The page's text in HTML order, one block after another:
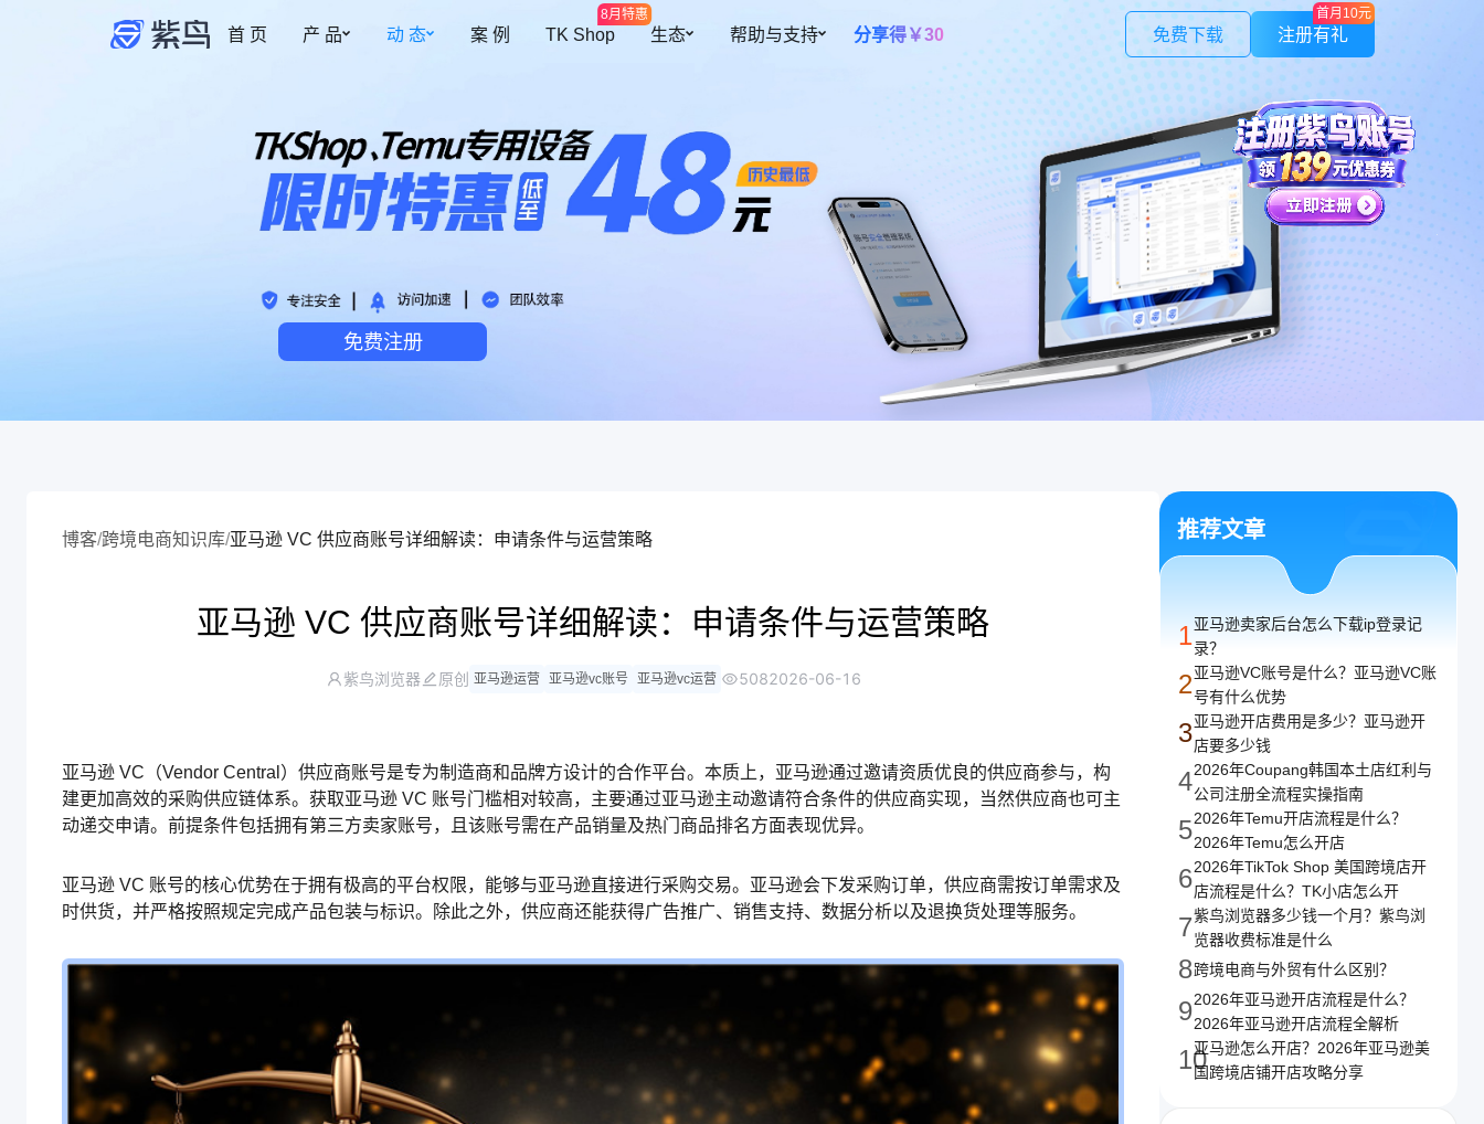
首 页 产 品 动 态
博客
案 例 TK Shop
8月特惠
生态
插件中心
跨境导航
帮助与支持
私有化部署
关于我们
分享得￥30 免费下载
首月10元
注册有礼
为账号提供安全专属的登录环境
事中监管
智能操作截图，保障账号安全
事后追溯
海量网络资源
覆盖300+地区资源
高效团队协作管理
根据角色灵活授权，安全可控
自动二步验证
自动填充二步验证码，安全快捷
续费托管
到期自动续费，避免不必要损失
紫鸟应用
LinkFoxAI
电商专用AI 商品图 | 模特 | 素材
紫鸟云号
一号多绑，接收全球电话/短信
免费注册
博客/跨境电商知识库/亚马逊 VC 供应商账号详细解读：申请条件与运营策略
亚马逊 VC 供应商账号详细解读：申请条件与运营策略
紫鸟浏览器 原创 亚马逊运营 亚马逊vc账号 亚马逊vc运营 5082026-06-16
亚马逊 VC（Vendor Central）供应商账号是专为制造商和品牌方设计的合作平台。本质上，亚马逊通过邀请资质优良的供应商参与，构
建更加高效的采购供应链体系。获取亚马逊 VC 账号门槛相对较高，主要通过亚马逊主动邀请符合条件的供应商实现，当然供应商也可主
动递交申请。前提条件包括拥有第三方卖家账号，且该账号需在产品销量及热门商品排名方面表现优异。
亚马逊 VC 账号的核心优势在于拥有极高的平台权限，能够与亚马逊直接进行采购交易。亚马逊会下发采购订单，供应商需按订单需求及
时供货，并严格按照规定完成产品包装与标识。除此之外，供应商还能获得广告推广、销售支持、数据分析以及退换货处理等服务。
推荐文章
1亚马逊卖家后台怎么下载ip登录记
录？
2亚马逊VC账号是什么？亚马逊VC账
号有什么优势
3亚马逊开店费用是多少？亚马逊开
店要多少钱
42026年Coupang韩国本土店红利与
公司注册全流程实操指南
52026年Temu开店流程是什么？
2026年Temu怎么开店
62026年TikTok Shop 美国跨境店开
店流程是什么？TK小店怎么开
7紫鸟浏览器多少钱一个月？紫鸟浏
览器收费标准是什么
8跨境电商与外贸有什么区别？
92026年亚马逊开店流程是什么？
2026年亚马逊开店流程全解析
10亚马逊怎么开店？2026年亚马逊美
国跨境店铺开店攻略分享